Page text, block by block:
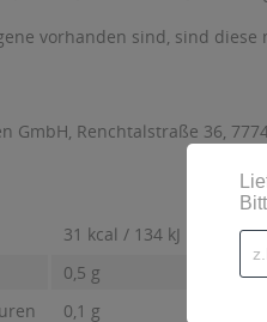
vorhanden sind, sind
GmbH, Renchtalstraße 36,
31 kcal / 134 kJ
0,5 g
0,1 g